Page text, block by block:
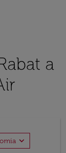
a
expand_more